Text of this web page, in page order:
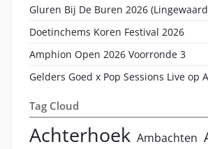
Gluren Bij De Buren 2026
Doetinchems Koren Festival 2026
Amphion Open 2026 Voorronde 3
Gelders Goed x Pop Sessions Live op
Tag Cloud
Achterhoek Ambachten